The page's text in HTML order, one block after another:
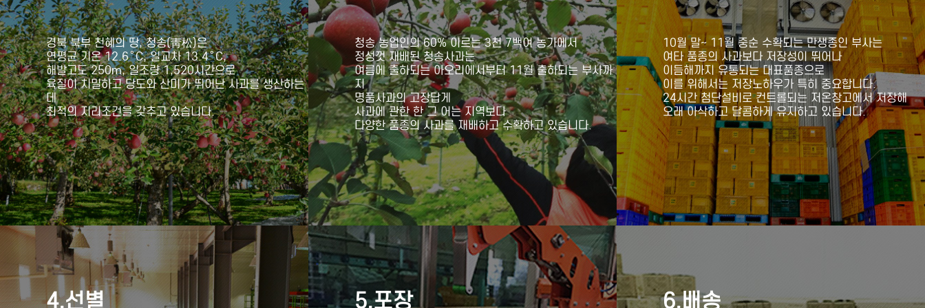
경북 북부 천혜의 땅, 청송(靑松)은
연평균 기온 12.6˚C, 일교차 13.4˚C,
해발고도 250m, 일조량 1,520시간으로
육질이 치밀하고 당도와 산미가 뛰어난 사과를 생산하는
데
최적의 지리조건을 갖추고 있습니다.
청송 농업인의 60% 이르는 3천 7백여 농가에서
정성껏 재배된 청송사과는
여름에 출하되는 아오리에서부터 11월 출하되는 부사까
지
명품사과의 고장답게
사과에 관한 한 그 어는 지역보다
다양한 품종의 사과를 재배하고 수확하고 있습니다.
10월 말~ 11월 중순 수확되는 만생종인 부사는
여타 품종의 사과보다 저장성이 뛰어나
이듬해까지 유통되는 대표품종으로
이를 위해서는 저장노하우가 특히 중요합니다.
24시간 첨단설비로 컨트롤되는 저온창고에서 저장해
오래 아삭하고 달콤하게 유지하고 있습니다.
4.선별 5.포장 6.배송